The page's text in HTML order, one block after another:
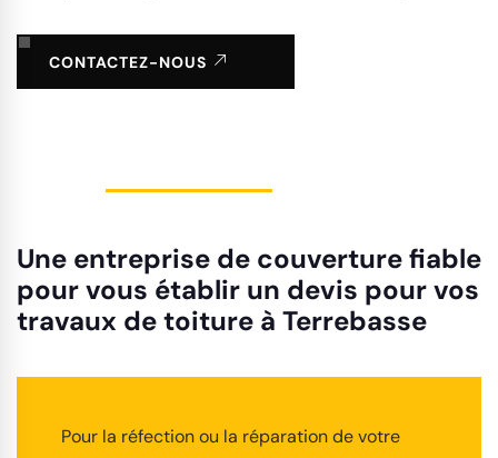
CONTACTEZ-NOUS
Une entreprise de couverture fiable
pour vous établir un devis pour vos
travaux de toiture à Terrebasse
Pour la réfection ou la réparation de votre